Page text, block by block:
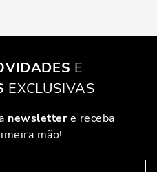
E
EXCLUSIVAS
newslettere receba
mão!